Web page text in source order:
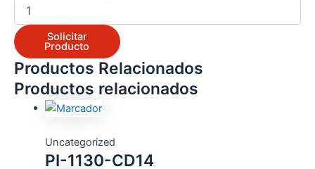
Solicitar
Producto
Productos Relacionados
Productos relacionados
Uncategorized
PI-1130-CD14